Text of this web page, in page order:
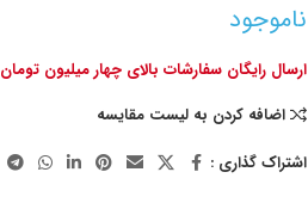
ناموجود
ارسال رایگان سفارشات بالای چهار میلیون تومان
اضافه کردن به لیست مقایسه
اشتراک گذاری :